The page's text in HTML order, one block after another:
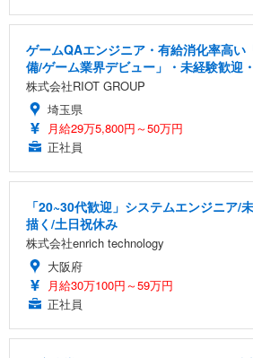
ゲームQAエンジニア・有給消化率高い
備/ゲーム業界デビュー」・未経験歓迎
株式会社RIOT GROUP
埼玉県
月給29万5,800円～50万円
正社員
「20~30代歓迎」システムエンジニア/
描く/土日祝休み
株式会社enrich technology
大阪府
月給30万100円～59万円
正社員